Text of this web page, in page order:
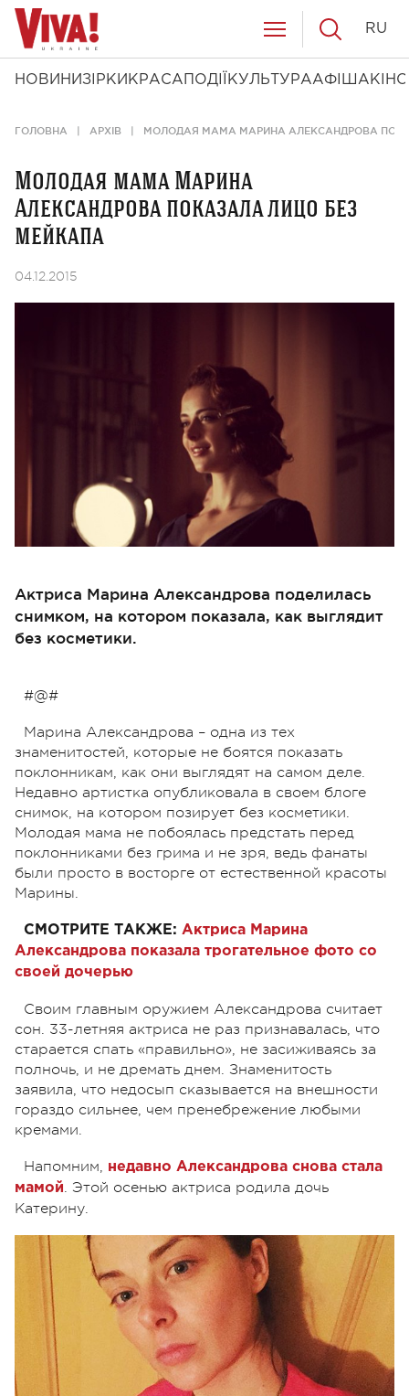
НОВИНИ ЗІРКИ КРАСА ПОДІЇ КУЛЬТУРААФІША КІНО
RU
ГОЛОВНА АРХІВ МОЛОДАЯ МАМА МАРИНА АЛЕКСАНДРОВА
Молодая мама Марина
Александрова показала лицо без
мейкапа
04.12.2015
Актриса Марина Александрова поделилась
снимком, на котором показала, как выглядит
без косметики.
#@#
Марина Александрова – одна из тех
знаменитостей, которые не боятся показать
поклонникам, как они выглядят на самом деле.
Недавно артистка опубликовала в своем блоге
снимок, на котором позирует без косметики.
Молодая мама не побоялась предстать перед
поклонниками без грима и не зря, ведь фанаты
были просто в восторге от естественной красоты
Марины.
СМОТРИТЕ ТАКЖЕ: Актриса Марина
Александрова показала трогательное фото со
своей дочерью
Своим главным оружием Александрова считает
сон. 33-летняя актриса не раз признавалась, что
старается спать «правильно», не засиживаясь за
полночь, и не дремать днем. Знаменитость
заявила, что недосып сказывается на внешности
гораздо сильнее, чем пренебрежение любыми
кремами.
Напомним, недавно Александрова снова стала
мамой. Этой осенью актриса родила дочь
Катерину.